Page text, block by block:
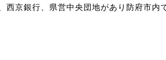
京銀行、県営中央団地があり防府市内